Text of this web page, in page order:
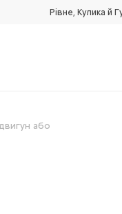
Рівне, Кулика й
або